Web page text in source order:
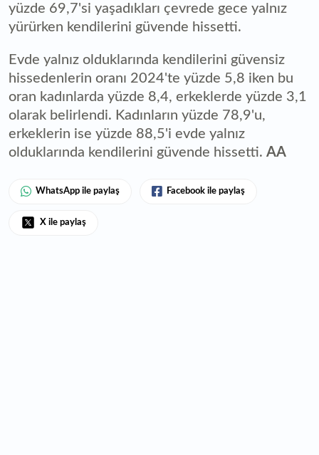
yüzde 69,7'si yaşadıkları çevrede gece yalnız
yürürken kendilerini güvende hissetti.
Evde yalnız olduklarında kendilerini güvensiz
hissedenlerin oranı 2024'te yüzde 5,8 iken bu
oran kadınlarda yüzde 8,4, erkeklerde yüzde 3,1
olarak belirlendi. Kadınların yüzde 78,9'u,
erkeklerin ise yüzde 88,5'i evde yalnız
olduklarında kendilerini güvende hissetti. AA
WhatsApp ile paylaş Facebook ile paylaş
X ile paylaş